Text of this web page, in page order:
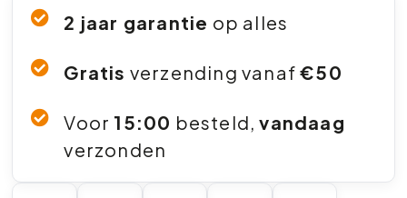
2 jaar garantie op alles
Gratis verzending vanaf€50
Voor 15:00 besteld,vandaag
verzonden